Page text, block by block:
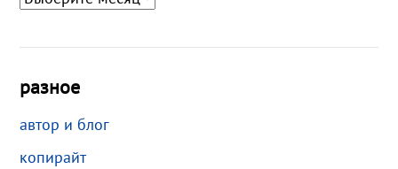
разное
автор и блог
копирайт